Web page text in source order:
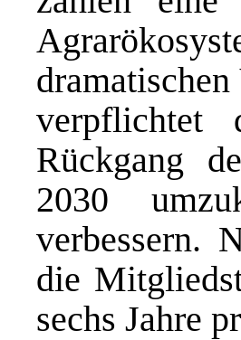
verpflichtet
Rückgang
2030
verbessern.
die
sechs Jahre